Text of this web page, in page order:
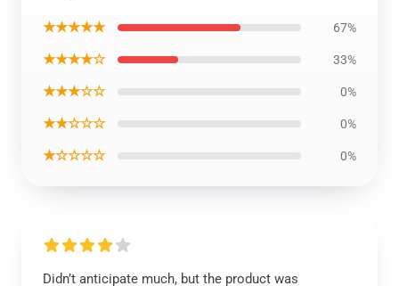
★★★★★ 67%
★★★★☆ 33%
★★★☆☆ 0%
★★☆☆☆ 0%
★☆☆☆☆ 0%
Didn’t anticipate much, but the product was